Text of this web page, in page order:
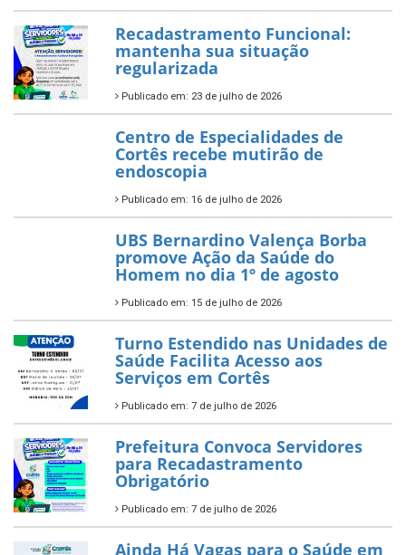
Recadastramento Funcional:
mantenha sua situação
regularizada
Publicado em: 23 de julho de 2026
Centro de Especialidades de
Cortês recebe mutirão de
endoscopia
Publicado em: 16 de julho de 2026
UBS Bernardino Valença Borba
promove Ação da Saúde do
Homem no dia 1º de agosto
Publicado em: 15 de julho de 2026
Turno Estendido nas Unidades de
Saúde Facilita Acesso aos
Serviços em Cortês
Publicado em: 7 de julho de 2026
Prefeitura Convoca Servidores
para Recadastramento
Obrigatório
Publicado em: 7 de julho de 2026
Ainda Há Vagas para o Saúde em